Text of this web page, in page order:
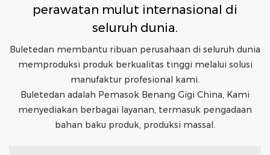
perawatan mulut internasional di
seluruh dunia.
Buletedan membantu ribuan perusahaan di seluruh dunia
memproduksi produk berkualitas tinggi melalui solusi
manufaktur profesional kami.
Buletedan adalah Pemasok Benang Gigi China, Kami
menyediakan berbagai layanan, termasuk pengadaan
bahan baku produk, produksi massal.